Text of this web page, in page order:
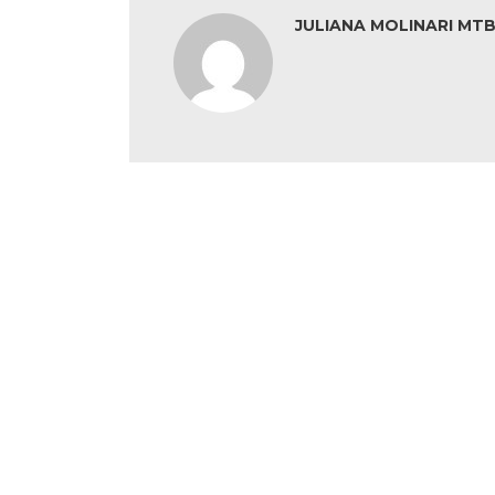
JULIANA MOLINARI